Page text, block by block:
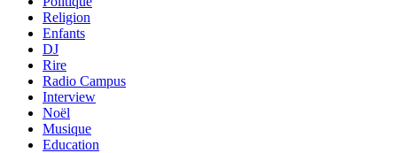
Religion
Enfants
DJ
Rire
Radio Campus
Interview
Noël
Musique
Education